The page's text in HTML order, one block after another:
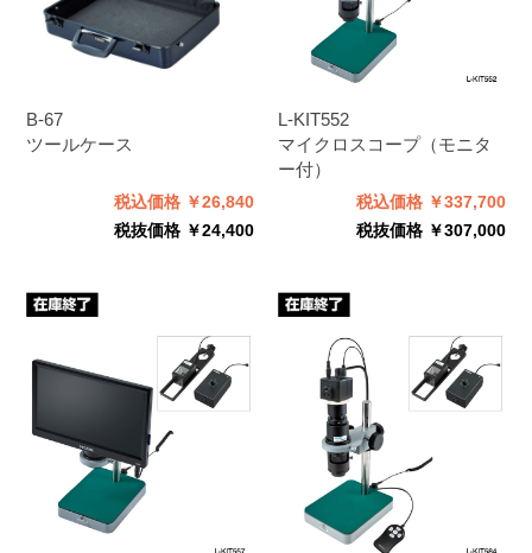
B-67
ツールケース
税込価格 ￥26,840
税抜価格 ￥24,400
L-KIT552
マイクロスコープ（モニタ
ー付）
税込価格 ￥337,700
税抜価格 ￥307,000